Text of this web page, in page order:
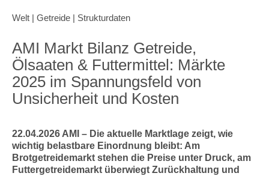
Welt | Getreide | Strukturdaten
AMI Markt Bilanz Getreide,
Ölsaaten & Futtermittel: Märkte
2025 im Spannungsfeld von
Unsicherheit und Kosten
22.04.2026 AMI – Die aktuelle Marktlage zeigt, wie
wichtig belastbare Einordnung bleibt: Am
Brotgetreidemarkt stehen die Preise unter Druck, am
Futtergetreidemarkt überwiegt Zurückhaltung und